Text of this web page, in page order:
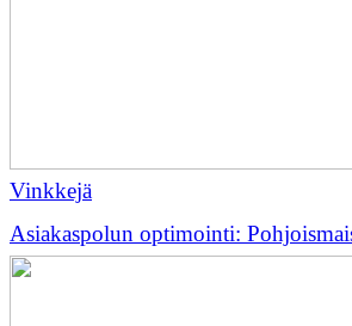
Vinkkejä
Asiakaspolun optimointi: